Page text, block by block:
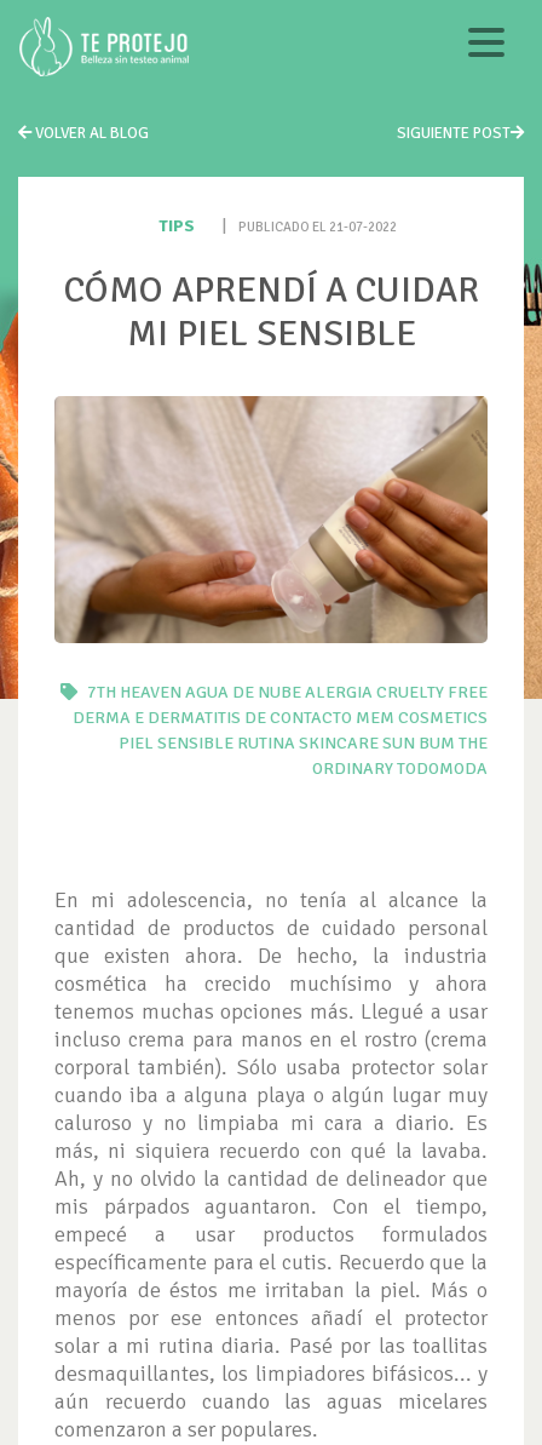
VOLVER AL BLOG SIGUIENTE POST
TIPS PUBLICADO EL 21-07-2022
CÓMO APRENDÍ A CUIDAR
MI PIEL SENSIBLE
7TH HEAVEN AGUA DE NUBEALERGIA CRUELTY FREE
DERMA E DERMATITIS DE CONTACTO MEM COSMETICS
PIEL SENSIBLE RUTINA SKINCARESUN BUM THE
ORDINARYTODOMODA
En mi adolescencia, no tenía al alcance la
cantidad de productos de cuidado personal
que existen ahora. De hecho, la industria
cosmética ha crecido muchísimo y ahora
tenemos muchas opciones más. Llegué a usar
incluso crema para manos en el rostro (crema
corporal también). Sólo usaba protector solar
cuando iba a alguna playa o algún lugar muy
caluroso y no limpiaba mi cara a diario. Es
más, ni siquiera recuerdo con qué la lavaba.
Ah, y no olvido la cantidad de delineador que
mis párpados aguantaron. Con el tiempo,
empecé a usar productos formulados
específicamente para el cutis. Recuerdo que la
mayoría de éstos me irritaban la piel. Más o
menos por ese entonces añadí el protector
solar a mi rutina diaria. Pasé por las toallitas
desmaquillantes, los limpiadores bifásicos... y
aún recuerdo cuando las aguas micelares
comenzaron a ser populares.